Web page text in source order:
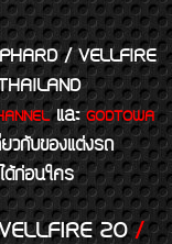
/ VELLFIRE
และGODTOWA
วกับของแต่งรถ
ด้ก่อนใคร
20/